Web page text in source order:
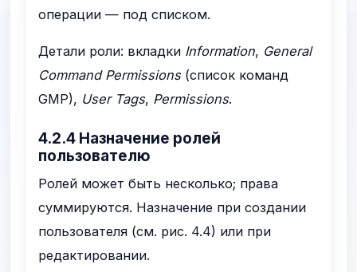
операции — под списком.
Детали роли: вкладки Information, General
Command Permissions(список команд
GMP), User Tags, Permissions.
4.2.4 Назначение ролей
пользователю
Ролей может быть несколько; права
суммируются. Назначение при создании
пользователя (см. рис. 4.4) или при
редактировании.